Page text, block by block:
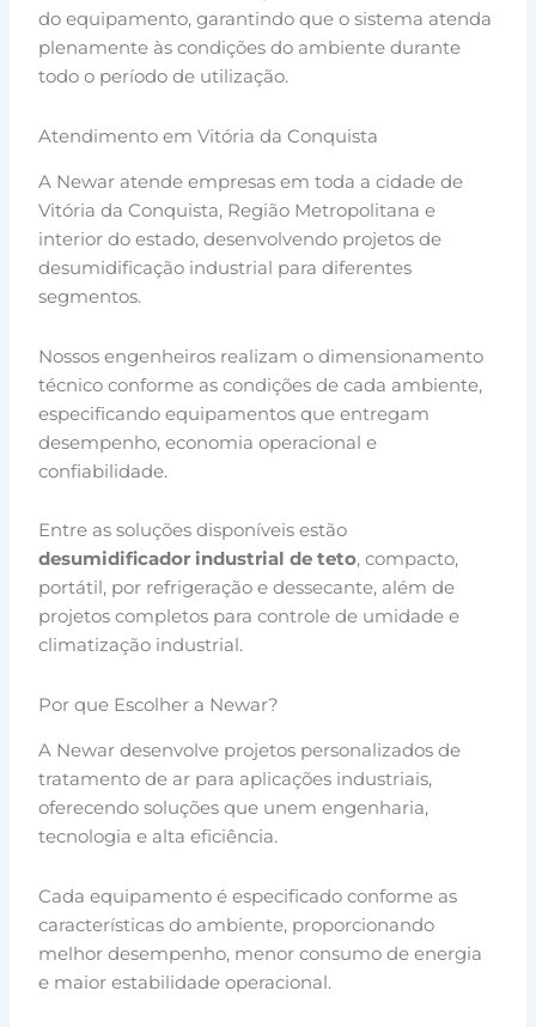
do equipamento, garantindo que o sistema atenda
plenamente às condições do ambiente durante
todo o período de utilização.
Atendimento em Vitória da Conquista
A Newar atende empresas em toda a cidade de
Vitória da Conquista, Região Metropolitana e
interior do estado, desenvolvendo projetos de
desumidificação industrial para diferentes
segmentos.
Nossos engenheiros realizam o dimensionamento
técnico conforme as condições de cada ambiente,
especificando equipamentos que entregam
desempenho, economia operacional e
confiabilidade.
Entre as soluções disponíveis estão
desumidificador industrial de teto, compacto,
portátil, por refrigeração e dessecante, além de
projetos completos para controle de umidade e
climatização industrial.
Por que Escolher a Newar?
A Newar desenvolve projetos personalizados de
tratamento de ar para aplicações industriais,
oferecendo soluções que unem engenharia,
tecnologia e alta eficiência.
Cada equipamento é especificado conforme as
características do ambiente, proporcionando
melhor desempenho, menor consumo de energia
e maior estabilidade operacional.